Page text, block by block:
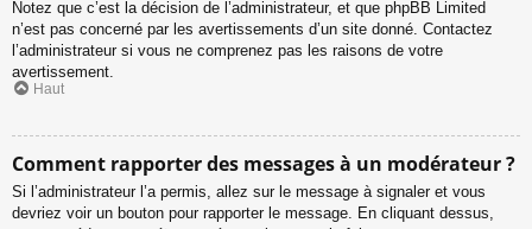
Notez que c’est la décision de l’administrateur, et que phpBB Limited
n’est pas concerné par les avertissements d’un site donné. Contactez
l’administrateur si vous ne comprenez pas les raisons de votre
avertissement.
Haut
Comment rapporter des messages à un modérateur ?
Si l’administrateur l’a permis, allez sur le message à signaler et vous
devriez voir un bouton pour rapporter le message. En cliquant dessus,